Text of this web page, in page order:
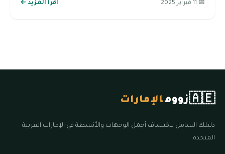
📅 11 فبراير 2025 اقرأ المزيد ←
🇦🇪زوومالإمارات
دليلك الشامل لاكتشاف أجمل الوجهات والأنشطة في الإمارات العربية
المتحدة.